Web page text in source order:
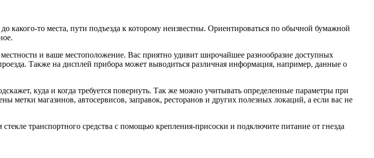
какого-то места, пути подъезда к которому неизвестны. Ориентироваться по обычной бумажной
и ваше местоположение. Вас приятно удивит широчайшее разнообразие доступных
Также на дисплей прибора может выводиться различная информация, например, данные о
куда и когда требуется повернуть. Так же можно учитывать определенные параметры при
метки магазинов, автосервисов, заправок, ресторанов и других полезных локаций, а если вас не
транспортного средства с помощью крепления-присоски и подключите питание от гнезда